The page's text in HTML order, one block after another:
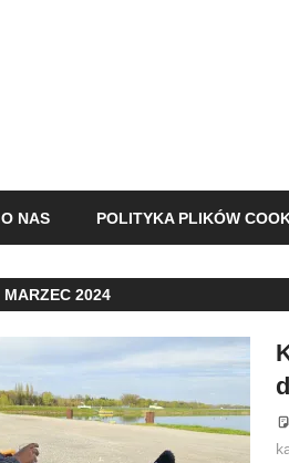
O NAS POLITYKA PLIKÓW
MARZEC 2024